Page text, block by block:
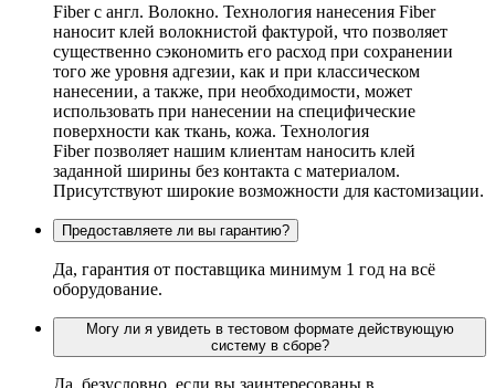
Fiber c англ. Волокно. Технология нанесения Fiber
наносит клей волокнистой фактурой, что позволяет
существенно сэкономить его расход при сохранении
того же уровня адгезии, как и при классическом
нанесении, а также, при необходимости, может
использовать при нанесении на специфические
поверхности как ткань, кожа. Технология
Fiber позволяет нашим клиентам наносить клей
заданной ширины без контакта с материалом.
Присутствуют широкие возможности для кастомизации.
Предоставляете ли вы гарантию?
Да, гарантия от поставщика минимум 1 год на всё
оборудование.
Могу ли я увидеть в тестовом формате действующую
систему в сборе?
Да, безусловно, если вы заинтересованы в